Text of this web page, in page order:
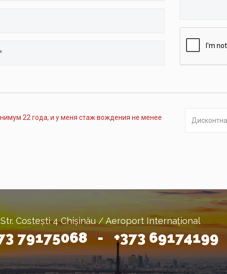
22 года, и у меня стаж вождения не менее
Str. Costești 4 Chișinău / Aeroport Internațional
79175068 - +373 69174199